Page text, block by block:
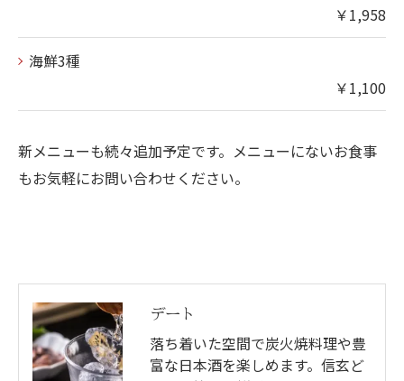
￥1,958
海鮮3種
￥1,100
新メニューも続々追加予定です。メニューにないお食事
もお気軽にお問い合わせください。
デート
落ち着いた空間で炭火焼料理や豊
富な日本酒を楽しめます。信玄ど